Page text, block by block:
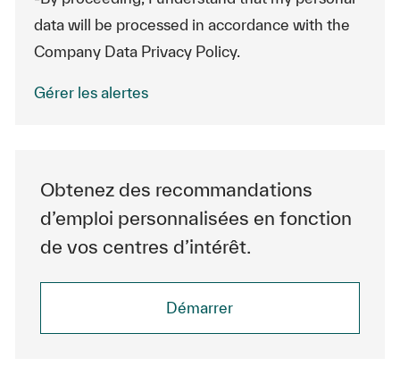
data will be processed in accordance with the
Company Data Privacy Policy.
Gérer les alertes
Obtenez des recommandations
d’emploi personnalisées en fonction
de vos centres d’intérêt.
Démarrer